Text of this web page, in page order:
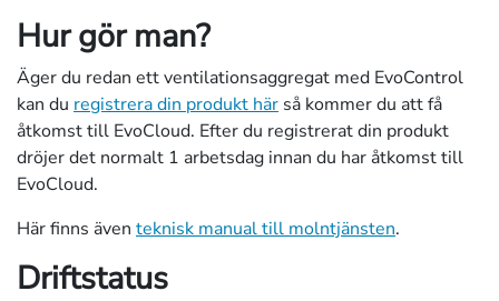
Hur gör man?
Äger du redan ett ventilationsaggregat med EvoControl
kan du registrera din produkt här så kommer du att få
åtkomst till EvoCloud. Efter du registrerat din produkt
dröjer det normalt 1 arbetsdag innan du har åtkomst till
EvoCloud.
Här finns även teknisk manual till molntjänsten.
Driftstatus